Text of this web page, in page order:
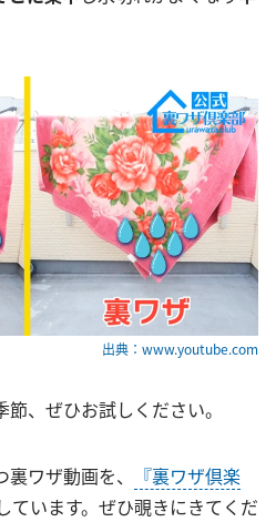
出典：www.youtube.com
、ぜひお試しください。
ワザ動画を、
『裏ワザ倶楽
ています。ぜひ覗きにきてくだ